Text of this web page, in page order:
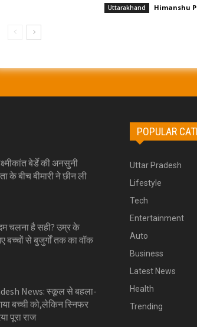
Uttarakhand Himanshu
बेर्डे की अनसुनी
के बीच बीमारी ने छीन ली
चलना है सही? उम्र के
बच्चों से बुजुर्गों तक का वॉक
News: स्कूल से बहला-
बच्ची को,लेकिन स्निफर
पूरा राज
POPULAR
Uttar Pradesh
Lifestyle
Tech
Entertainment
Auto
Business
Latest News
Health
Trending